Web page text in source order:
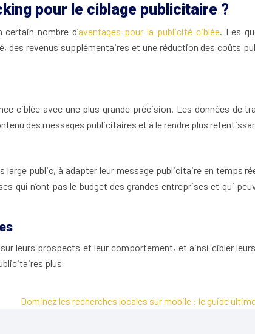
pour le ciblage publicitaire ?
nombre d’avantages pour la publicité ciblée. Les
revenus supplémentaires et une réduction des coûts
ciblée avec une plus grande précision. Les données de
des messages publicitaires et à le rendre plus
public, à adapter leur message publicitaire en temps
n’ont pas le budget des grandes entreprises et qui
leurs prospects et leur comportement, et ainsi cibler
plus
Dominez les recherches locales sur mobile : le guide